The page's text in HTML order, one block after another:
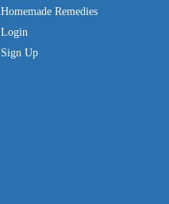
Homemade Remedies
Login
Sign Up